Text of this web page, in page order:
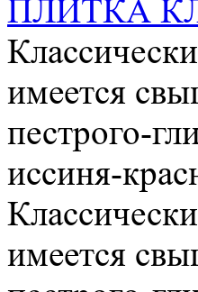
ПЛИТКА
имеется
пестрого-
иссиня-
имеется